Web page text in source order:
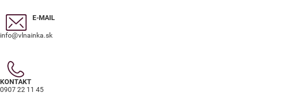
E-MAIL
info@vlnainka.sk
KONTAKT
0907 22 11 45